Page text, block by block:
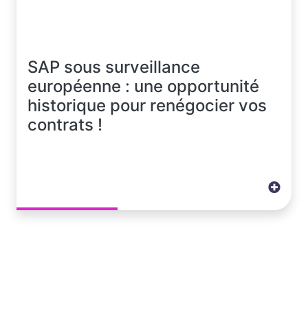
SAP sous surveillance
européenne : une opportunité
historique pour renégocier vos
contrats !